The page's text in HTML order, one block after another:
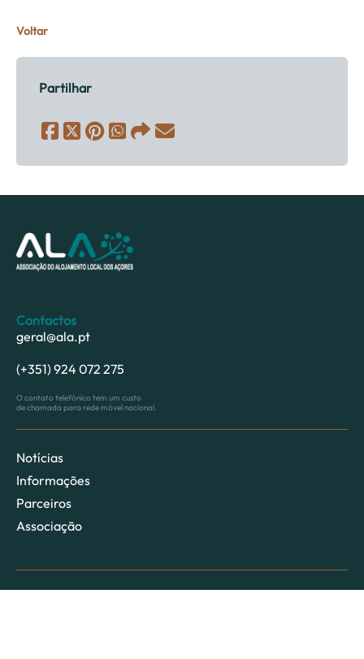
Voltar
Partilhar
Contactos
geral@ala.pt
(+351) 924 072 275
O contato telefónico tem um custo
de chamada para rede móvel nacional.
Notícias
Informações
Parceiros
Associação
Tem alguma dúvida